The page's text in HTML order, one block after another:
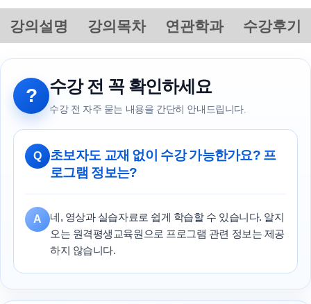
강의설명 강의목차 연관학과 수강후기
? 수강 전 꼭 확인하세요
수강 전 자주 묻는 내용을 간단히 안내드립니다.
Q
초보자도 교재 없이 수강 가능한가요? 프
로그램 정보는?
A
네, 영상과 실습자료로 쉽게 학습할 수 있습니다. 알지
오는 원격평생교육원으로 프로그램 관련 정보는 제공
하지 않습니다.